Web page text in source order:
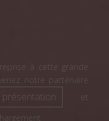
à cette grande
notre partenaire
et